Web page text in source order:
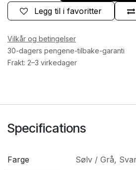
Legg til i favoritter
Vilkår og betingelser
30-dagers pengene-tilbake-garanti
Frakt: 2–3 virkedager
Specifications
Farge Sølv / Grå,